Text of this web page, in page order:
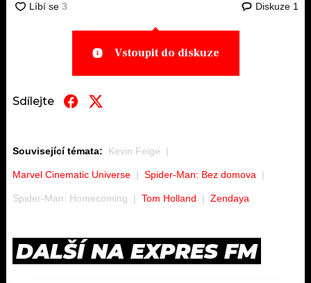
Diskuze 1
Vstoupit do diskuze
Sdílejte
Související témata: Kevin Feige
Marvel Cinematic Universe Spider-Man: Bez domova
Spider-Man: Homecoming Tom Holland Zendaya
DALŠÍ NA EXPRES FM